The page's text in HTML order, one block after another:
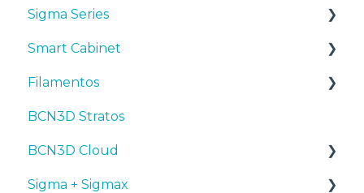
Manuales y Descargas
Primeros pasos
Mantenimiento
Consejos
Resolución de problemas
Sigma Series
Manuales y descargas
Primeros pasos
Mantenimiento
Consejos
Troubleshooting
Smart Cabinet
Manuales y Descargas
Primeros pasos
Mantenimiento
Resolución de problemas
Filamentos
Consejos
PLA
Tough PLA
BCN3D Stratos
BCN3D Cloud
BCN3D Cloud Teams
Sigma + Sigmax